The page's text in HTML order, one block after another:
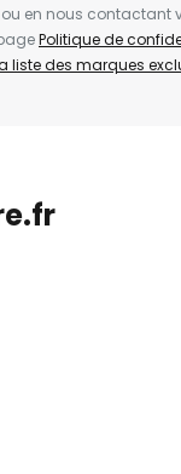
en nous contactant
Politique de
liste des marques